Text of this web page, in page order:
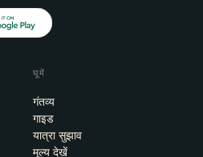
घूमें
गंतव्य
गाइड
यात्रा सुझाव
मूल्य देखें